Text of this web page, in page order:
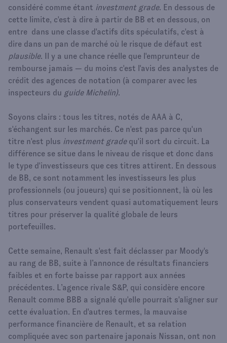
considéré comme étant investment grade. En dessous de
cette limite, c'est à dire à partir de BB et en dessous, on
entre dans une classe d'actifs dits spéculatifs, c'est à
dire dans un pan de marché où le risque de défaut est
plausible. Il y a une chance réelle que l'emprunteur de
rembourse jamais — du moins c'est l'avis des analystes de
crédit des agences de notation (à comparer avec les
inspecteurs du guide Michelin).
Soyons clairs : tous les titres, notés de AAA à C,
s'échangent sur les marchés. Ce n'est pas parce qu'un
titre n'est plus investment gradequ'il sort du circuit. La
différence se situe dans le niveau de risque et donc dans
le type d'investisseurs que ces titres attirent. En dessous
de BB, ce sont notamment les investisseurs les plus
professionnels (ou joueurs) qui se positionnent, là où les
plus conservateurs vendent quasi automatiquement leurs
titres pour préserver la qualité globale de leurs
portefeuilles.
Cette semaine, Renault s'est fait déclasser par Moody's
au rang de BB, suite à l’annonce de résultats financiers
faibles et en forte baisse par rapport aux années
précédentes. L’agence rivale S&P, qui considère encore
Renault comme BBB a signalé qu'elle pourrait s'aligner sur
cette évaluation. En d'autres termes, la mauvaise
performance financière de Renault, et sa relation
compliquée avec son partenaire japonais Nissan, ont non